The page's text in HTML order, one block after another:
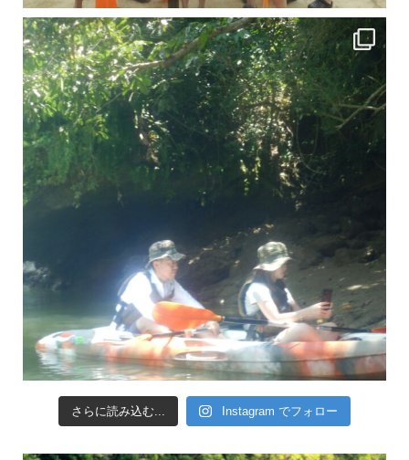
引き潮だったの
さらに読み込む... Instagram でフォロー